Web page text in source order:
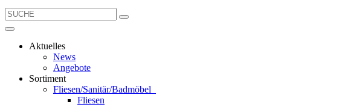
Aktuelles
News
Angebote
Sortiment
Fliesen/Sanitär/Badmöbel
Fliesen